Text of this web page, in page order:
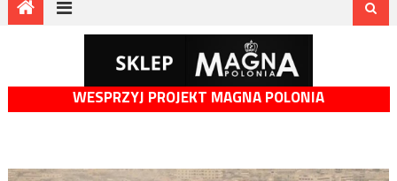
WESPRZYJ PROJEKT MAGNA POLONIA